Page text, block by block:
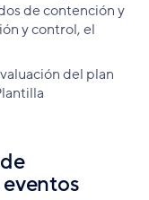
de contención y
y control, el
del plan